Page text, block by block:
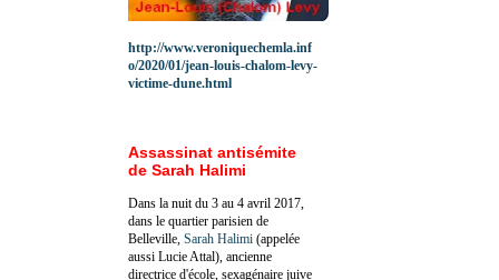
http://www.veroniquechemla.inf
o/2020/01/jean-louis-chalom-levy-
victime-dune.html
Assassinat antisémite
de Sarah Halimi
Dans la nuit du 3 au 4 avril 2017,
dans le quartier parisien de
Belleville, Sarah Halimi (appelée
aussi Lucie Attal), ancienne
directrice d'école, sexagénaire juive